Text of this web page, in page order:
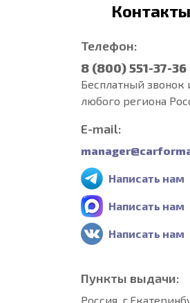
Контакты
Телефон:
8 (800) 551-37-36
Бесплатный звонок
любого региона
E-mail:
Написать нам
Написать нам
Написать нам
Пункты выдачи:
Россия,